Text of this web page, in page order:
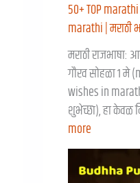
50+ TOP
marathi | मराठी
मराठी राजभाषा:
गौरव सोहळा १ मे
wishes in
शुभेच्छा), हा केवळ
more